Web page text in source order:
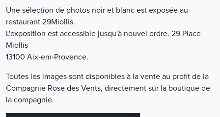
Une sélection de photos noir et blanc est exposée au
restaurant 29Miollis.
L'exposition est accessible jusqu'à nouvel ordre. 29 Place
Miollis
13100 Aix-em-Provence.
Toutes les images sont disponibles à la vente au profit de la
Compagnie Rose des Vents, directement sur la boutique de
la compagnie.